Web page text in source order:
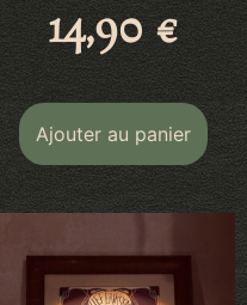
14,90€
Ajouter au panier